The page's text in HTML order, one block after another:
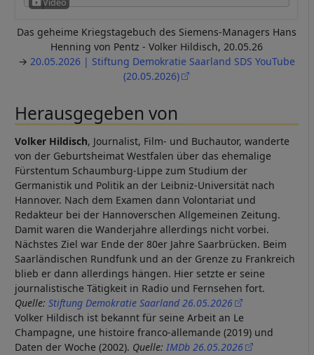
Das geheime Kriegstagebuch des Siemens-Managers Hans
Henning von Pentz - Volker Hildisch, 20.05.26
→ 20.05.2026 | Stiftung Demokratie Saarland SDS YouTube
(20.05.2026)
Herausgegeben von
Volker Hildisch, Journalist, Film- und Buchautor, wanderte
von der Geburtsheimat Westfalen über das ehemalige
Fürstentum Schaumburg-Lippe zum Studium der
Germanistik und Politik an der Leibniz-Universität nach
Hannover. Nach dem Examen dann Volontariat und
Redakteur bei der Hannoverschen Allgemeinen Zeitung.
Damit waren die Wanderjahre allerdings nicht vorbei.
Nächstes Ziel war Ende der 80er Jahre Saarbrücken. Beim
Saarländischen Rundfunk und an der Grenze zu Frankreich
blieb er dann allerdings hängen. Hier setzte er seine
journalistische Tätigkeit in Radio und Fernsehen fort.
Quelle: Stiftung Demokratie Saarland 26.05.2026
Volker Hildisch ist bekannt für seine Arbeit an Le
Champagne, une histoire franco-allemande (2019) und
Daten der Woche (2002). Quelle: IMDb 26.05.2026